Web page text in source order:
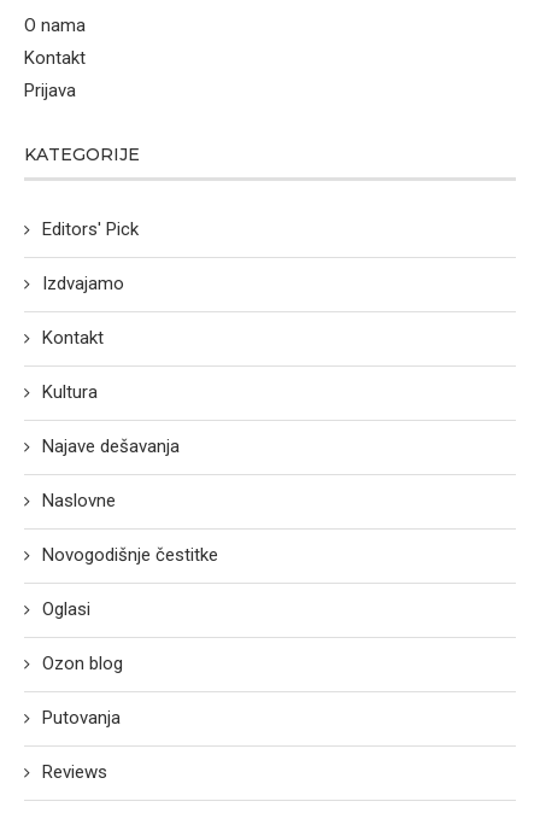
O nama
Kontakt
Prijava
KATEGORIJE
Editors' Pick
Izdvajamo
Kontakt
Kultura
Najave dešavanja
Naslovne
Novogodišnje čestitke
Oglasi
Ozon blog
Putovanja
Reviews